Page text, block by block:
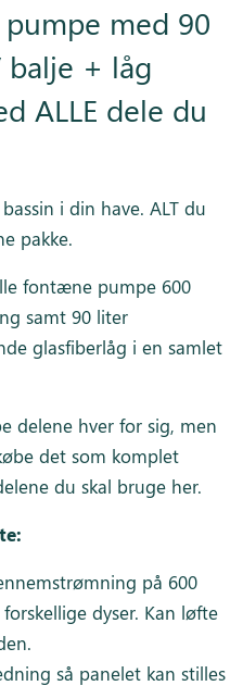
med 90
balje + låg
ALLE dele du
i din have. ALT du
pakke.
fontæne pumpe 600
samt 90 liter
glasfiberlåg i en samlet
delene hver for sig, men
det som komplet
du skal bruge her.
på 600
dyser. Kan løfte
så panelet kan stilles